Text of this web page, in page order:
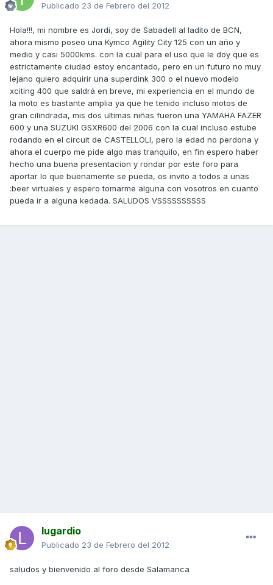
Publicado 23 de Febrero del 2012
Hola!!!, mi nombre es Jordi, soy de Sabadell al ladito de BCN,
ahora mismo poseo una Kymco Agility City 125 con un año y
medio y casi 5000kms. con la cual para el uso que le doy que es
estrictamente ciudad estoy encantado, pero en un futuro no muy
lejano quiero adquirir una superdink 300 o el nuevo modelo
xciting 400 que saldrá en breve, mi experiencia en el mundo de
la moto es bastante amplia ya que he tenido incluso motos de
gran cilindrada, mis dos ultimas niñas fueron una YAMAHA FAZER
600 y una SUZUKI GSXR600 del 2006 con la cual incluso estube
rodando en el circuit de CASTELLOLI, pero la edad no perdona y
ahora el cuerpo me pide algo mas tranquilo, en fin espero haber
hecho una buena presentacion y rondar por este foro para
aportar lo que buenamente se pueda, os invito a todos a unas
:beer virtuales y espero tomarme alguna con vosotros en cuanto
pueda ir a alguna kedada. SALUDOS VSSSSSSSSSS
lugardio
Publicado 23 de Febrero del 2012
saludos y bienvenido al foro desde Salamanca